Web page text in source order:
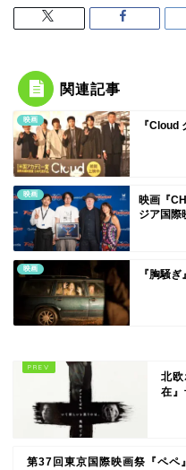
関連記事
映画 『Cloud
映画
映画『
ジア国際
映画 『胸騒
北
在
第37回東京国際映画祭『ペペ